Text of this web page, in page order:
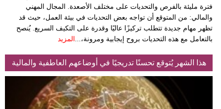
فترة مليئة بالفرص والتحديات على مختلف الأصعدة. المجال المهني
والمالي: من المتوقع أن تواجه بعض التحديات في بيئة العمل، حيث قد
تظهر مهام جديدة تتطلب تركيزًا عاليًا وقدرة على التكيف السريع. يُنصح
بالتعامل مع هذه التحديات بروح إيجابية ومرونة،... المزيد
هذا الشهر يُتوقع تحسنًا تدريجيًا في أوضاعهم العاطفية والمالية